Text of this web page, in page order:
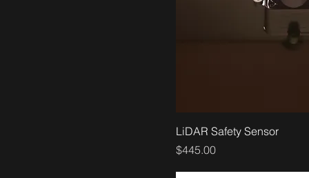
LiDAR Safety Sensor
価格
$445.00